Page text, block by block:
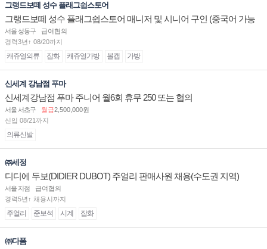
그랭드보떼 성수 플래그쉽스토어
그랭드보떼 성수 플래그쉽스토어 매니저 및 시니어 구인 (중국어 가능
자)
서울 성동구
급여협의
경력3년↑ 08/20까지
캐쥬얼의류 잡화 캐쥬얼가방 볼캡 가방
신세계 강남점 푸마
신세계강남점 푸마 주니어 월6회 휴무 250 또는 협의
서울 서초구 월급2,500,000원
신입 08/21까지
의류신발
㈜세정
디디에 두보(DIDIER DUBOT) 주얼리 판매사원 채용(수도권 지역)
서울 지점
급여협의
경력5년↑ 채용시까지
주얼리 준보석 시계 잡화
㈜다폼